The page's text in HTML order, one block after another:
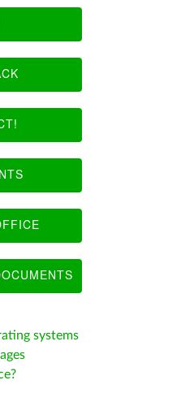
systems